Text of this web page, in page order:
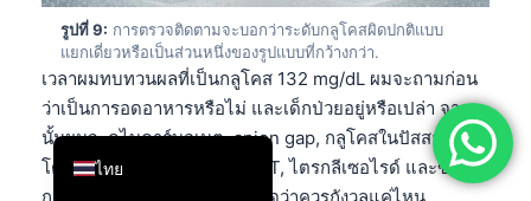
รูปที่ 9: การตรวจติดตามจะบอกว่าระดับกลูโคสผิดปกติแบบ
แยกเดี่ยวหรือเป็นส่วนหนึ่งของรูปแบบที่กว้างกว่า.
เวลาผมทบทวนผลที่เป็นกลูโคส 132 mg/dL ผมจะถามก่อน
ว่าเป็นการอดอาหารหรือไม่ และเด็กป่วยอยู่หรือเปล่า จาก
นั้นผมจะดูไบคาร์บอเนต, anion gap, กลูโคสในปัสสาวะ, คี
โตนในปัสสาวะ, ครีเอตินีน, ALT, ไตรกลีเซอไรด์ และข้อมูล
การเจริญเติบใจก่อนจะตัดสินใจว่าควรกังวลแค่ไหน.
ไทย
English
Deutsch
العربية
Français